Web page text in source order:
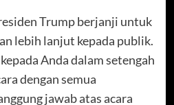
Trump berjanji untuk
lebih lanjut kepada publik.
Anda dalam setengah
dengan semua
jawab atas acara